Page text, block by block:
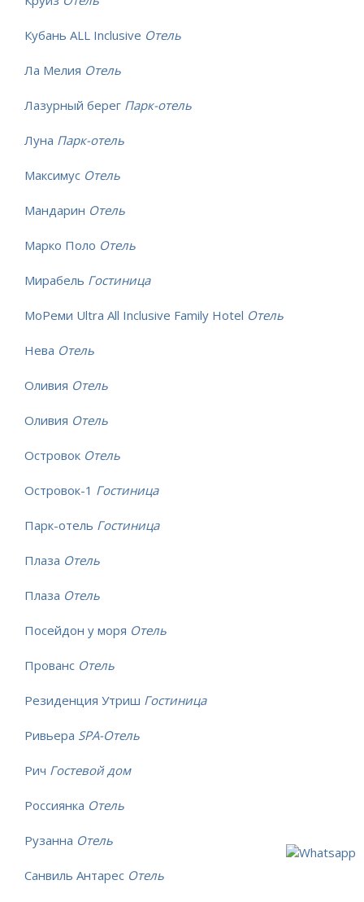
Кубань ALL Inclusive Отель
Ла Мелия Отель
Лазурный берег Парк-отель
Луна Парк-отель
Максимус Отель
Мандарин Отель
Марко Поло Отель
Мирабель Гостиница
МоРеми Ultra All Inclusive Family Hotel Отель
Нева Отель
Оливия Отель
Оливия Отель
Островок Отель
Островок-1 Гостиница
Парк-отель Гостиница
Плаза Отель
Плаза Отель
Посейдон у моря Отель
Прованс Отель
Резиденция Утриш Гостиница
Ривьера SPA-Отель
Рич Гостевой дом
Россиянка Отель
Рузанна Отель
Санвиль Антарес Отель